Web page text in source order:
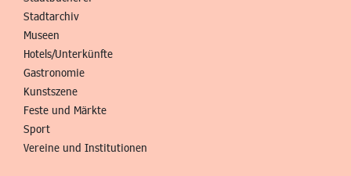
Stadtarchiv
Museen
Hotels/Unterkünfte
Gastronomie
Kunstszene
Feste und Märkte
Sport
Vereine und Institutionen